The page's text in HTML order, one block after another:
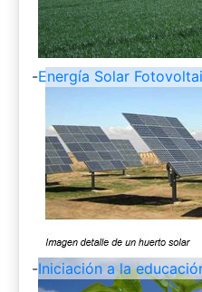
-Energía Solar
-Iniciación a la